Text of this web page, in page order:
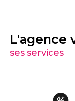
L'agence
ses services